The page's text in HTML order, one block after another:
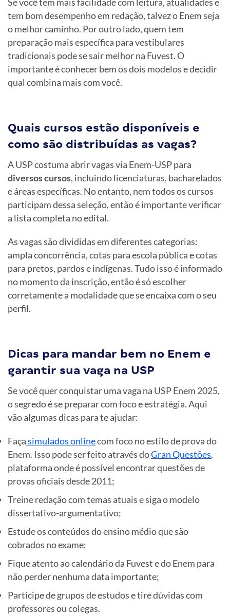
tem bom desempenho em redação, talvez o Enem seja
o melhor caminho. Por outro lado, quem tem
preparação mais específica para vestibulares
tradicionais pode se sair melhor na Fuvest. O
importante é conhecer bem os dois modelos e decidir
qual combina mais com você.
Quais cursos estão disponíveis e
como são distribuídas as vagas?
A USP costuma abrir vagas via Enem-USP para
diversos cursos, incluindo licenciaturas, bacharelados
e áreas específicas. No entanto, nem todos os cursos
participam dessa seleção, então é importante verificar
a lista completa no edital.
As vagas são divididas em diferentes categorias:
ampla concorrência, cotas para escola pública e cotas
para pretos, pardos e indígenas. Tudo isso é informado
no momento da inscrição, então é só escolher
corretamente a modalidade que se encaixa com o seu
perfil.
Dicas para mandar bem no Enem e
garantir sua vaga na USP
Se você quer conquistar uma vaga na USP Enem 2025,
o segredo é se preparar com foco e estratégia. Aqui
vão algumas dicas para te ajudar:
Façasimulados onlinecom foco no estilo de prova do
Enem. Isso pode ser feito através doGran Questões,
plataforma onde é possível encontrar questões de
provas oficiais desde 2011;
Treine redação com temas atuais e siga o modelo
dissertativo-argumentativo;
Estude os conteúdos do ensino médio que são
cobrados no exame;
Fique atento ao calendário da Fuvest e do Enem para
não perder nenhuma data importante;
Participe de grupos de estudos e tire dúvidas com
professores ou colegas.